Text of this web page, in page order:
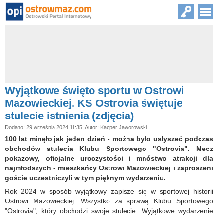
Wyjątkowe święto sportu w Ostrowi
Mazowieckiej. KS Ostrovia świętuje
stulecie istnienia (zdjęcia)
Dodano: 29 września 2024 11:35, Autor: Kacper Jaworowski
100 lat minęło jak jeden dzień - można było usłyszeć podczas
obchodów stulecia Klubu Sportowego "Ostrovia". Mecz
pokazowy, oficjalne uroczystości i mnóstwo atrakcji dla
najmłodszych - mieszkańcy Ostrowi Mazowieckiej i zaproszeni
goście uczestniczyli w tym pięknym wydarzeniu.
Rok 2024 w sposób wyjątkowy zapisze się w sportowej historii
Ostrowi Mazowieckiej. Wszystko za sprawą Klubu Sportowego
"Ostrovia", który obchodzi swoje stulecie. Wyjątkowe wydarzenie